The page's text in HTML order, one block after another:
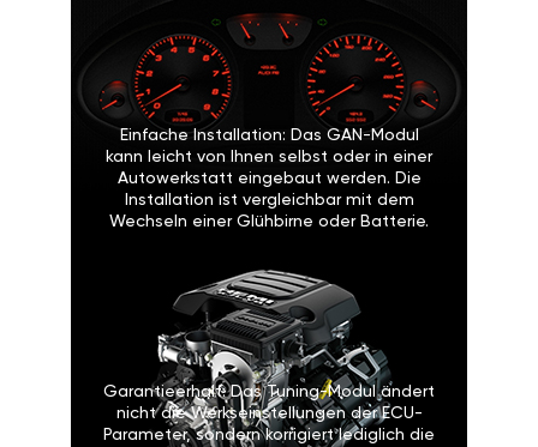
Einfache Installation: Das GAN-Modul
kann leicht von Ihnen selbst oder in einer
Autowerkstatt eingebaut werden. Die
Installation ist vergleichbar mit dem
Wechseln einer Glühbirne oder Batterie.
Garantieerhalt: Das Tuning-Modul ändert
nicht die Werkseinstellungen der ECU-
Parameter, sondern korrigiert lediglich die